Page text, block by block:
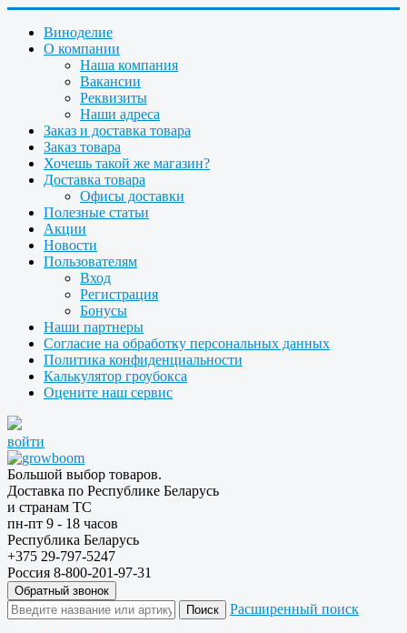
Виноделие
О компании
Наша компания
Вакансии
Реквизиты
Наши адреса
Заказ и доставка товара
Заказ товара
Хочешь такой же магазин?
Доставка товара
Офисы доставки
Полезные статьи
Акции
Новости
Пользователям
Вход
Регистрация
Бонусы
Наши партнеры
Согласие на обработку персональных данных
Политика конфиденциальности
Калькулятор гроубокса
Оцените наш сервис
войти
Большой выбор товаров.
Доставка по Республике Беларусь
и странам ТС
пн-пт 9 - 18 часов
Республика Беларусь
+375 29-797-5247
Россия 8-800-201-97-31
Обратный звонок
Расширенный поиск